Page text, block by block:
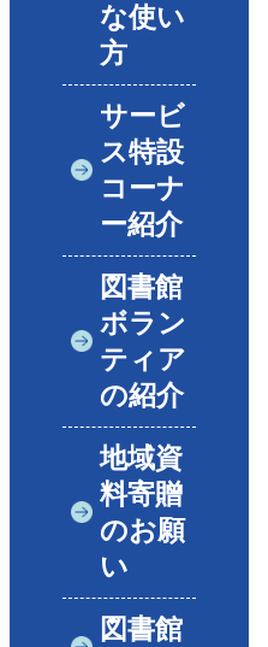
な使い
方
サービ
ス特設
コーナ
ー紹介
図書館
ボラン
ティア
の紹介
地域資
料寄贈
のお願
い
図書館